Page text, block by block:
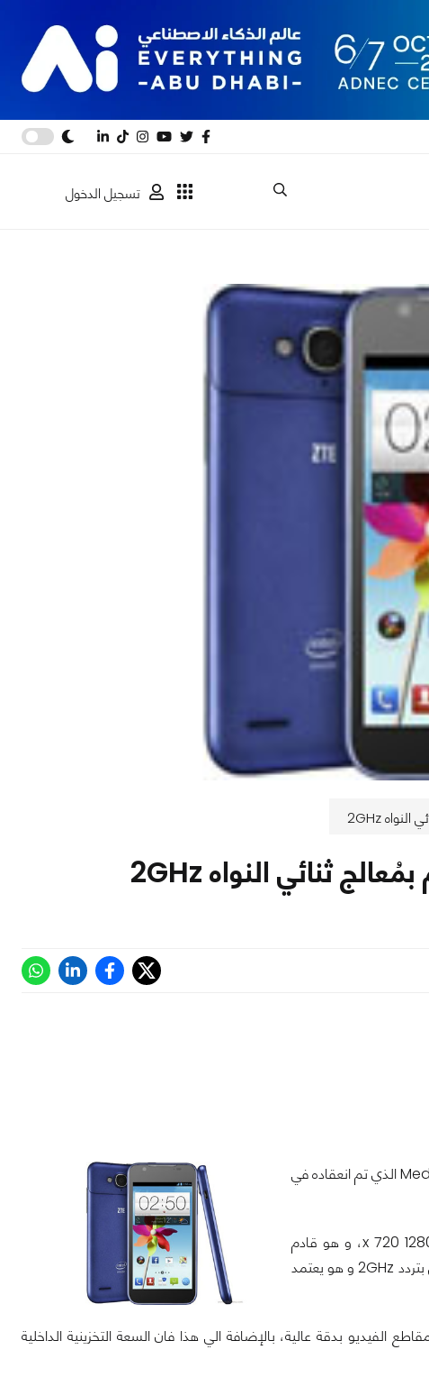
تسجيل الدخول
الشركة الصينية الشهيرة تُعلن رسمياً عن هاتفها الجديد Grand X2 في مؤتمر MedPi الذي تم انعقاده في
هاتف ZTE Grand X2 يأتي بشاشة يصل حجمها الي 4.5 بوصة و يعمل بدقة 1280 x 720، و هو قادم
بمُعالج Atom الخاص بشركة انتل كما ذكرت سابقاً و هذا المُعالج ثنائي النواه و يعمل بتردد 2GHz و هو يعتمد
و هي قادرة علي تصوير مقاطع الفيديو بدقة عالية، بالإضافة الي هذا فان السعة التخزينية الداخلية